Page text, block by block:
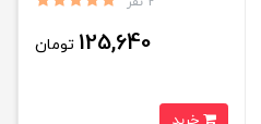
125,640 تومان